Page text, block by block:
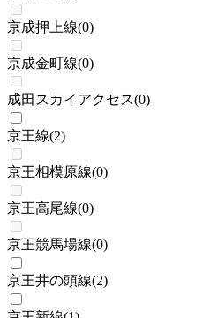
京成押上線(0)
京成金町線(0)
成田スカイアクセス(0)
京王線(2)
京王相模原線(0)
京王高尾線(0)
京王競馬場線(0)
京王井の頭線(2)